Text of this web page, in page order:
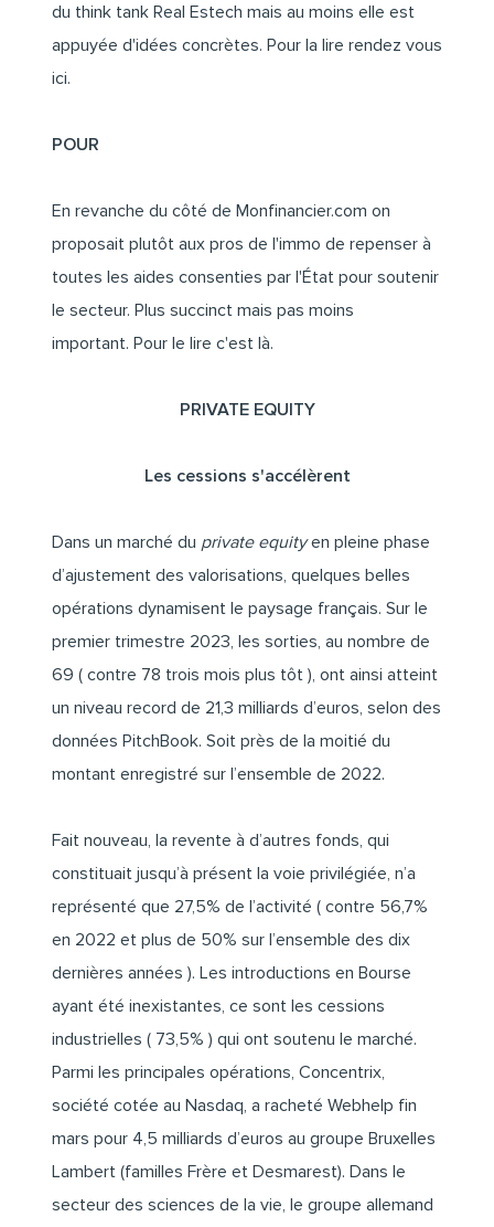
du think tank Real Estech mais au moins elle est
appuyée d'idées concrètes. Pour la lire rendez vous
ici.
POUR
En revanche du côté de Monfinancier.com on
proposait plutôt aux pros de l'immo de repenser à
toutes les aides consenties par l'État pour soutenir
le secteur. Plus succinct mais pas moins
important. Pour le lire c'est là.
PRIVATE EQUITY
Les cessions s'accélèrent
Dans un marché du private equityen pleine phase
d’ajustement des valorisations, quelques belles
opérations dynamisent le paysage français. Sur le
premier trimestre 2023, les sorties, au nombre de
69 ( contre 78 trois mois plus tôt ), ont ainsi atteint
un niveau record de 21,3 milliards d’euros, selon des
données PitchBook. Soit près de la moitié du
montant enregistré sur l’ensemble de 2022.
Fait nouveau, la revente à d’autres fonds, qui
constituait jusqu’à présent la voie privilégiée, n’a
représenté que 27,5% de l’activité ( contre 56,7%
en 2022 et plus de 50% sur l’ensemble des dix
dernières années ). Les introductions en Bourse
ayant été inexistantes, ce sont les cessions
industrielles ( 73,5% ) qui ont soutenu le marché.
Parmi les principales opérations, Concentrix,
société cotée au Nasdaq, a racheté Webhelp fin
mars pour 4,5 milliards d’euros au groupe Bruxelles
Lambert (familles Frère et Desmarest). Dans le
secteur des sciences de la vie, le groupe allemand